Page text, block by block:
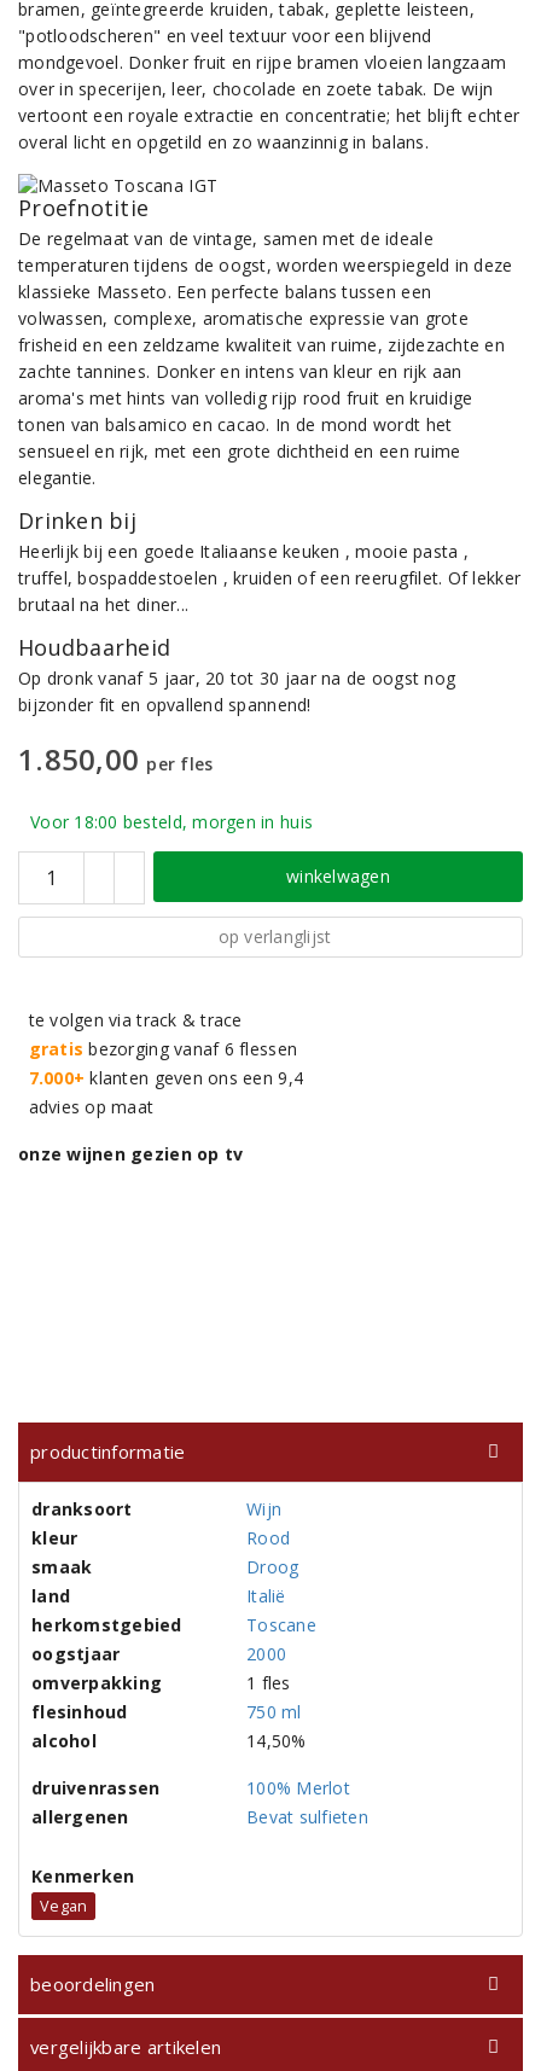
bramen, geïntegreerde kruiden, tabak, geplette leisteen,
"potloodscheren" en veel textuur voor een blijvend
mondgevoel. Donker fruit en rijpe bramen vloeien langzaam
over in specerijen, leer, chocolade en zoete tabak. De wijn
vertoont een royale extractie en concentratie; het blijft echter
overal licht en opgetild en zo waanzinnig in balans.
Proefnotitie
De regelmaat van de vintage, samen met de ideale
temperaturen tijdens de oogst, worden weerspiegeld in deze
klassieke Masseto. Een perfecte balans tussen een
volwassen, complexe, aromatische expressie van grote
frisheid en een zeldzame kwaliteit van ruime, zijdezachte en
zachte tannines. Donker en intens van kleur en rijk aan
aroma's met hints van volledig rijp rood fruit en kruidige
tonen van balsamico en cacao. In de mond wordt het
sensueel en rijk, met een grote dichtheid en een ruime
elegantie.
Drinken bij
Heerlijk bij een goede Italiaanse keuken , mooie pasta ,
truffel, bospaddestoelen , kruiden of een reerugfilet. Of lekker
brutaal na het diner...
Houdbaarheid
Op dronk vanaf 5 jaar, 20 tot 30 jaar na de oogst nog
bijzonder fit en opvallend spannend!
1.850,00 per fles
Voor 18:00 besteld, morgen in huis
winkelwagen
op verlanglijst
te volgen via track & trace
gratis bezorging vanaf 6 flessen
7.000+ klanten geven ons een 9,4
advies op maat
onze wijnen gezien op tv
productinformatie
dranksoort
Wijn
kleur
Rood
smaak
Droog
land
Italië
herkomstgebied
Toscane
oogstjaar
2000
omverpakking
1 fles
flesinhoud
750 ml
alcohol
14,50%
druivenrassen
100% Merlot
allergenen
Bevat sulfieten
Kenmerken
Vegan
beoordelingen
vergelijkbare artikelen